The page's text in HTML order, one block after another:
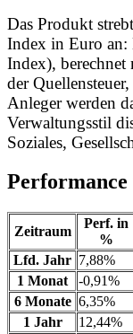
Das Produkt
Index in Euro
Index),
der
Anleger werden
Verwaltungsstil
Soziales,
Performance
Zeitraum
Perf. in
%
Lfd. Jahr 7,88%
1 Monat
-0,91%
6 Monate 6,35%
1 Jahr
12,44%